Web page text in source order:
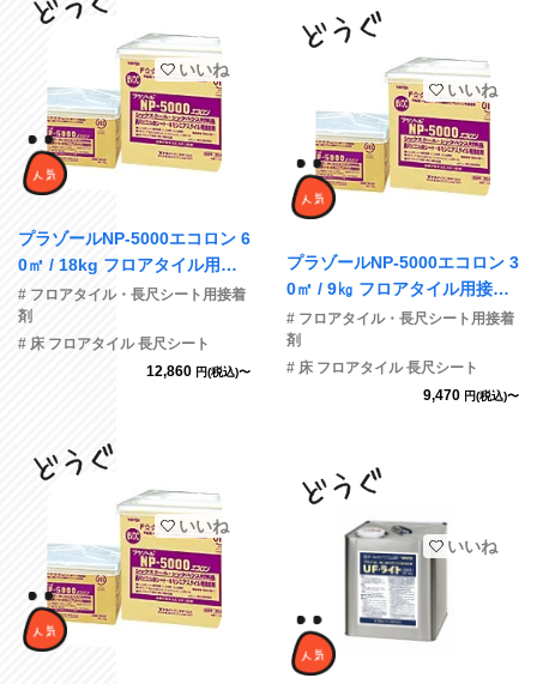
いいね
プラゾールNP-5000エコロン 6
0㎡ / 18kg フロアタイル用接
着剤
# フロアタイル・長尺シート用接着
剤
# 床 フロアタイル 長尺シート
12,860 円(税込)〜
いいね
プラゾールNP-5000エコロン 3
0㎡ / 9㎏ フロアタイル用接着
剤
# フロアタイル・長尺シート用接着
剤
# 床 フロアタイル 長尺シート
9,470 円(税込)〜
いいね
いいね